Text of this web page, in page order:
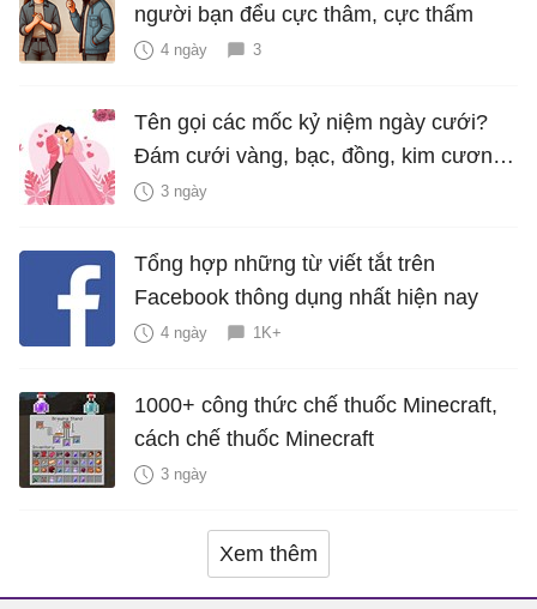
người bạn đểu cực thâm, cực thấm
4 ngày 3
Tên gọi các mốc kỷ niệm ngày cưới?
Đám cưới vàng, bạc, đồng, kim cương
là bao nhiêu năm?
3 ngày
Tổng hợp những từ viết tắt trên
Facebook thông dụng nhất hiện nay
4 ngày 1K+
1000+ công thức chế thuốc Minecraft,
cách chế thuốc Minecraft
3 ngày
Xem thêm